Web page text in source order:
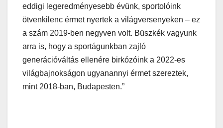
eddigi legeredményesebb évünk, sportolóink
ötvenkilenc érmet nyertek a világversenyeken – ez
a szám 2019-ben negyven volt. Büszkék vagyunk
arra is, hogy a sportágunkban zajló
generációváltás ellenére birkózóink a 2022-es
világbajnokságon ugyanannyi érmet szereztek,
mint 2018-ban, Budapesten.”